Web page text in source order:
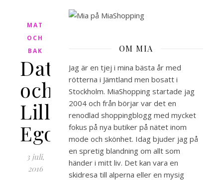
MAT
OCH
BAK
Datenight
och
Lilla
Ego
3 juli,
2016
OM MIA
Jag är en tjej i mina bästa år med
rötterna i Jämtland men bosatt i
Stockholm. MiaShopping startade jag
2004 och från börjar var det en
renodlad shoppingblogg med mycket
fokus på nya butiker på nätet inom
mode och skönhet. Idag bjuder jag på
en spretig blandning om allt som
händer i mitt liv. Det kan vara en
skidresa till alperna eller en mysig